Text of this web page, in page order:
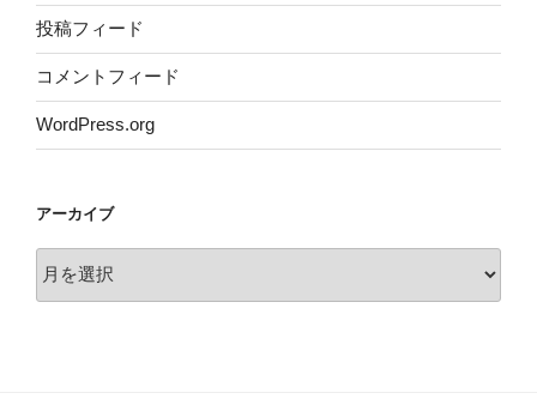
投稿フィード
コメントフィード
WordPress.org
アーカイブ
ー